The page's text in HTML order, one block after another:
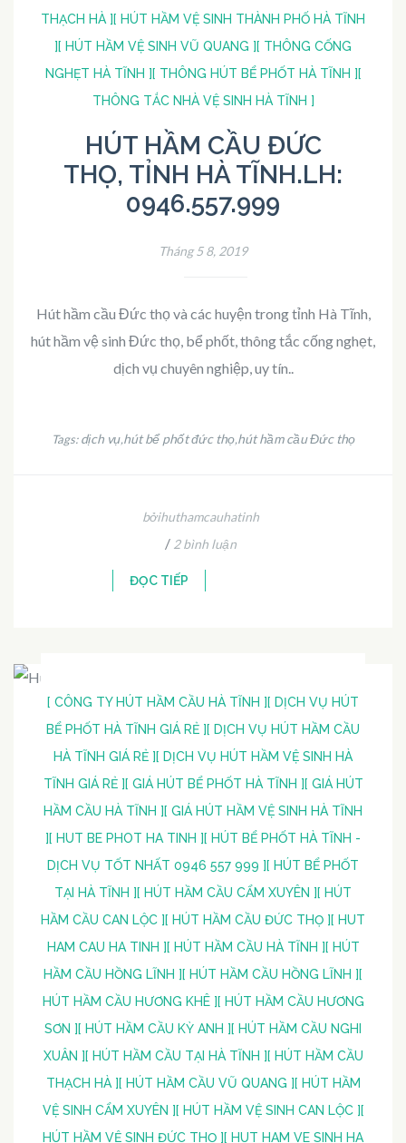
THẠCH HÀ ] [ HÚT HẦM VỆ SINH THÀNH PHỐ HÀ TĨNH
] [ HÚT HẦM VỆ SINH VŨ QUANG ] [ THÔNG CỐNG
NGHẸT HÀ TĨNH ] [ THÔNG HÚT BỂ PHỐT HÀ TĨNH ] [
THÔNG TẮC NHÀ VỆ SINH HÀ TĨNH ]
HÚT HẦM CẦU ĐỨC
THỌ, TỈNH HÀ TĨNH.LH:
0946.557.999
Tháng 5 8, 2019
Hút hầm cầu Đức thọ và các huyện trong tỉnh Hà Tĩnh,
hút hầm vệ sinh Đức thọ, bể phốt, thông tắc cống nghẹt,
dịch vụ chuyên nghiệp, uy tín..
Tags:dịch vụ,hút bể phốt đức thọ,hút hầm cầu Đức thọ
bởihuthamcauhatinh
/ 2 bình luận
ĐỌC TIẾP
[ CÔNG TY HÚT HẦM CẦU HÀ TĨNH ][ DỊCH VỤ HÚT
BỂ PHỐT HÀ TĨNH GIÁ RẺ ][ DỊCH VỤ HÚT HẦM CẦU
HÀ TĨNH GIÁ RẺ ][ DỊCH VỤ HÚT HẦM VỆ SINH HÀ
TĨNH GIÁ RẺ ][ GIÁ HÚT BỂ PHỐT HÀ TĨNH ][ GIÁ HÚT
HẦM CẦU HÀ TĨNH ][ GIÁ HÚT HẦM VỆ SINH HÀ TĨNH
][ HUT BE PHOT HA TINH ][ HÚT BỂ PHỐT HÀ TĨNH -
DỊCH VỤ TỐT NHẤT 0946 557 999 ][ HÚT BỂ PHỐT
TẠI HÀ TĨNH ][ HÚT HẦM CẦU CẨM XUYÊN ][ HÚT
HẦM CẦU CAN LỘC ][ HÚT HẦM CẦU ĐỨC THỌ ][ HUT
HAM CAU HA TINH ][ HÚT HẦM CẦU HÀ TĨNH ][ HÚT
HẦM CẦU HỒNG LĨNH ][ HÚT HẦM CẦU HỒNG LĨNH ][
HÚT HẦM CẦU HƯƠNG KHÊ ][ HÚT HẦM CẦU HƯƠNG
SƠN ][ HÚT HẦM CẦU KỲ ANH ][ HÚT HẦM CẦU NGHI
XUÂN ][ HÚT HẦM CẦU TẠI HÀ TĨNH ][ HÚT HẦM CẦU
THẠCH HÀ ][ HÚT HẦM CẦU VŨ QUANG ][ HÚT HẦM
VỆ SINH CẨM XUYÊN ][ HÚT HẦM VỆ SINH CAN LỘC ][
HÚT HẦM VỆ SINH ĐỨC THỌ ][ HUT HAM VE SINH HA